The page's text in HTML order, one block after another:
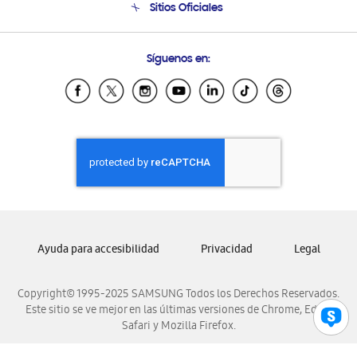
Condiciones de Compra
Soporte vía eMail
Sitios Oficiales
Samsung Ecuador
Samsung El Salvador
Samsung Honduras
Samsung Nicaragua
Samsung Panamá
Samsung Venezuela
Síguenos en:
Copyright© 1995-2025 SAMSUNG Todos los Derechos Reservados.
Este sitio se ve mejor en las últimas versiones de Chrome, Edge,
Safari y Mozilla Firefox.
Ayuda para accesibilidad Privacidad Legal